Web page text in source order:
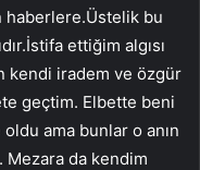
haberlere.Üstelik bu
ettiğim algısı
kendi iradem ve özgür
geçtim. Elbette beni
ama bunlar o anın
Mezara da kendim